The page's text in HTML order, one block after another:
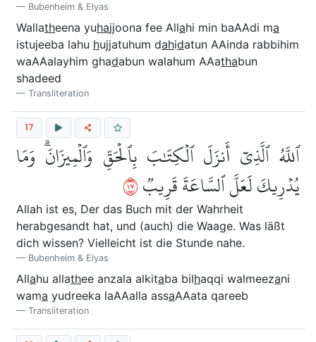
Bubenheim & Elyas
Wallatheena yuhajjoona fee Allahi min baAAdi ma
istujeeba lahu hujjatuhum dahidatun AAinda rabbihim
waAAalayhim ghadabun walahum AAathabun
shadeed
Transliteration
17
ٱللَّهُ ٱلَّذِيٓ أَنزَلَ ٱلۡكِتَٰبَ بِٱلۡحَقِّ وَٱلۡمِيزَانَۗ وَمَا
يُدۡرِيكَ لَعَلَّ ٱلسَّاعَةَ قَرِيبٞ٧١
Allah ist es, Der das Buch mit der Wahrheit
herabgesandt hat, und (auch) die Waage. Was läßt
dich wissen? Vielleicht ist die Stunde nahe.
Bubenheim & Elyas
Allahu allathee anzala alkitaba bilhaqqi walmeezani
wama yudreeka laAAalla assaAAata qareeb
Transliteration